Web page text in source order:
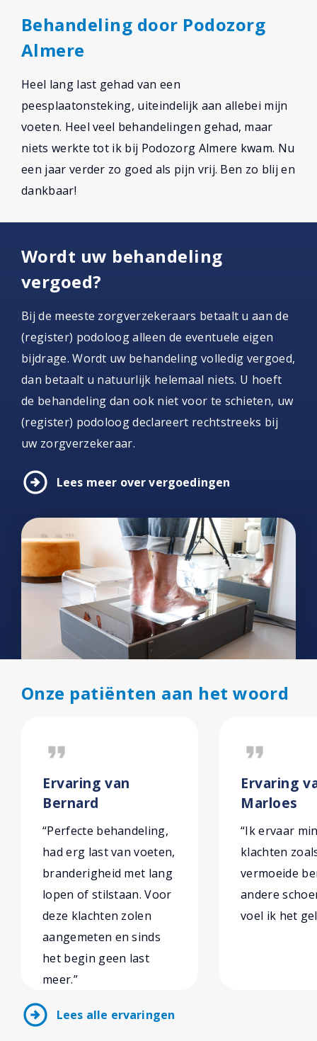
Behandeling door Podozorg
Almere
Heel lang last gehad van een
peesplaatonsteking, uiteindelijk aan allebei mijn
voeten. Heel veel behandelingen gehad, maar
niets werkte tot ik bij Podozorg Almere kwam. Nu
een jaar verder zo goed als pijn vrij. Ben zo blij en
dankbaar!
Wordt uw behandeling
vergoed?
Bij de meeste zorgverzekeraars betaalt u aan de
(register) podoloog alleen de eventuele eigen
bijdrage. Wordt uw behandeling volledig vergoed,
dan betaalt u natuurlijk helemaal niets. U hoeft
de behandeling dan ook niet voor te schieten, uw
(register) podoloog declareert rechtstreeks bij
uw zorgverzekeraar.
arrow_circle_right Lees meer over vergoedingen
Onze patiënten aan het woord
format_quote
Ervaring van
Bernard
“Perfecte behandeling,
had erg last van voeten,
branderigheid met lang
lopen of stilstaan. Voor
deze klachten zolen
aangemeten en sinds
het begin geen last
meer.”
format_quote
Ervaring
Marloes
“Ik ervaar
klachten
vermoeide
andere
voel ik het
arrow_circle_right Lees alle ervaringen